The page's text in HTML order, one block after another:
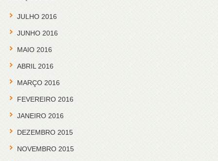
JULHO 2016
JUNHO 2016
MAIO 2016
ABRIL 2016
MARÇO 2016
FEVEREIRO 2016
JANEIRO 2016
DEZEMBRO 2015
NOVEMBRO 2015